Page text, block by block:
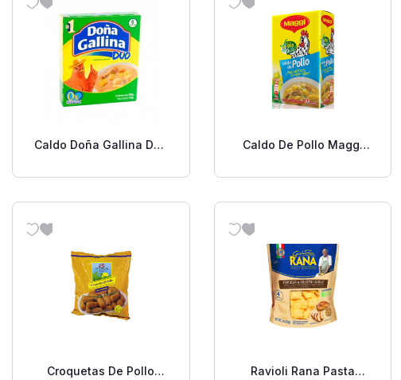
Caldo Doña Gallina Duo
Caldo De Pollo Maggi
Croquetas De Pollo
Ravioli Rana Pasta